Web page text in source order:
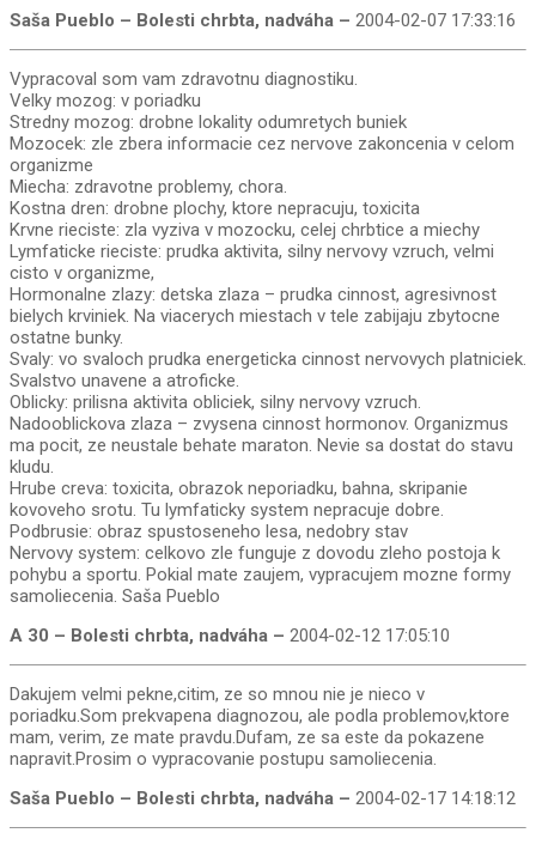
Saša Pueblo – Bolesti chrbta, nadváha – 2004-02-07 17:33:16
Vypracoval som vam zdravotnu diagnostiku.
Velky mozog: v poriadku
Stredny mozog: drobne lokality odumretych buniek
Mozocek: zle zbera informacie cez nervove zakoncenia v celom
organizme
Miecha: zdravotne problemy, chora.
Kostna dren: drobne plochy, ktore nepracuju, toxicita
Krvne rieciste: zla vyziva v mozocku, celej chrbtice a miechy
Lymfaticke rieciste: prudka aktivita, silny nervovy vzruch, velmi
cisto v organizme,
Hormonalne zlazy: detska zlaza – prudka cinnost, agresivnost
bielych krviniek. Na viacerych miestach v tele zabijaju zbytocne
ostatne bunky.
Svaly: vo svaloch prudka energeticka cinnost nervovych platniciek.
Svalstvo unavene a atroficke.
Oblicky: prilisna aktivita obliciek, silny nervovy vzruch.
Nadooblickova zlaza – zvysena cinnost hormonov. Organizmus
ma pocit, ze neustale behate maraton. Nevie sa dostat do stavu
kludu.
Hrube creva: toxicita, obrazok neporiadku, bahna, skripanie
kovoveho srotu. Tu lymfaticky system nepracuje dobre.
Podbrusie: obraz spustoseneho lesa, nedobry stav
Nervovy system: celkovo zle funguje z dovodu zleho postoja k
pohybu a sportu. Pokial mate zaujem, vypracujem mozne formy
samoliecenia. Saša Pueblo
A 30 – Bolesti chrbta, nadváha – 2004-02-12 17:05:10
Dakujem velmi pekne,citim, ze so mnou nie je nieco v
poriadku.Som prekvapena diagnozou, ale podla problemov,ktore
mam, verim, ze mate pravdu.Dufam, ze sa este da pokazene
napravit.Prosim o vypracovanie postupu samoliecenia.
Saša Pueblo – Bolesti chrbta, nadváha – 2004-02-17 14:18:12